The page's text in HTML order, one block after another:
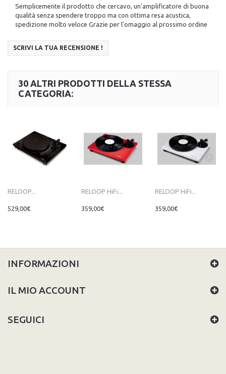
Semplicemente il prodotto che cercavo, un'amplificatore di buona
qualità senza spendere troppo ma con ottima resa acustica,
spedizione molto veloce Grazie per l'omaggio al prossimo ordine
SCRIVI LA TUA RECENSIONE !
30 ALTRI PRODOTTI DELLA STESSA
CATEGORIA:
RELOOP...
529,00€
RELOOP HiFi...
359,00€
RELOOP HiFi...
359,00€
INFORMAZIONI
IL MIO ACCOUNT
SEGUICI